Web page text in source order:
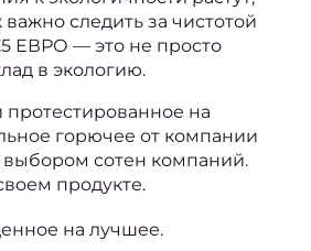
следить за чистотой
ЕВРО — это не просто
в экологию.
на
горючее от компании
сотен компаний.
продукте.
на лучшее.